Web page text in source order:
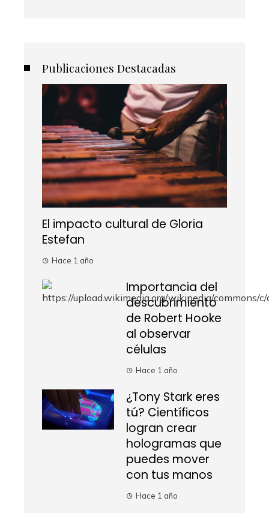
Publicaciones Destacadas
El impacto cultural de Gloria
Estefan
Hace 1 año
Importancia del
descubrimiento
de Robert Hooke
al observar
células
Hace 1 año
¿Tony Stark eres
tú? Científicos
logran crear
hologramas que
puedes mover
con tus manos
Hace 1 año